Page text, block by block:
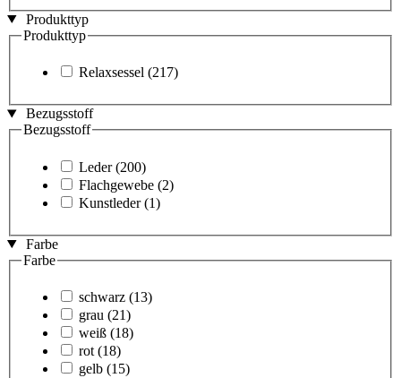
Produkttyp
Produkttyp
Relaxsessel (217)
Bezugsstoff
Bezugsstoff
Leder (200)
Flachgewebe (2)
Kunstleder (1)
Farbe
Farbe
schwarz (13)
grau (21)
weiß (18)
rot (18)
gelb (15)